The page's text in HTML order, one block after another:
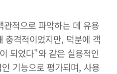
적으로 파악하는 데 유용
격적이었지만, 덕분에 객
되었다"와 같은 실용적인
기능으로 평가되며, 사용